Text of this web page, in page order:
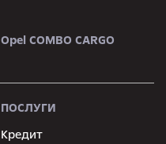
Opel COMBO CARGO
ПОСЛУГИ
Кредит